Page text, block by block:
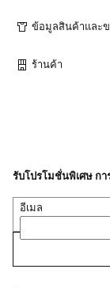
ข้อมูลสินค้าและ
ร้านค้า
รับโปรโมชั่นพิเศษ ก
อีเมล